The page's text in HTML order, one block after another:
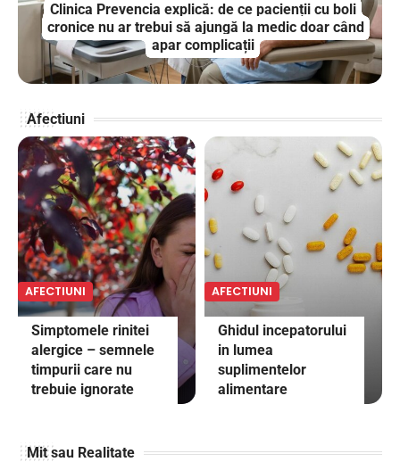
Clinica Prevencia explică: de ce pacienții cu boli
cronice nu ar trebui să ajungă la medic doar când
apar complicații
Afectiuni
AFECTIUNI
Simptomele rinitei
alergice – semnele
timpurii care nu
trebuie ignorate
AFECTIUNI
Ghidul incepatorului
in lumea
suplimentelor
alimentare
Mit sau Realitate